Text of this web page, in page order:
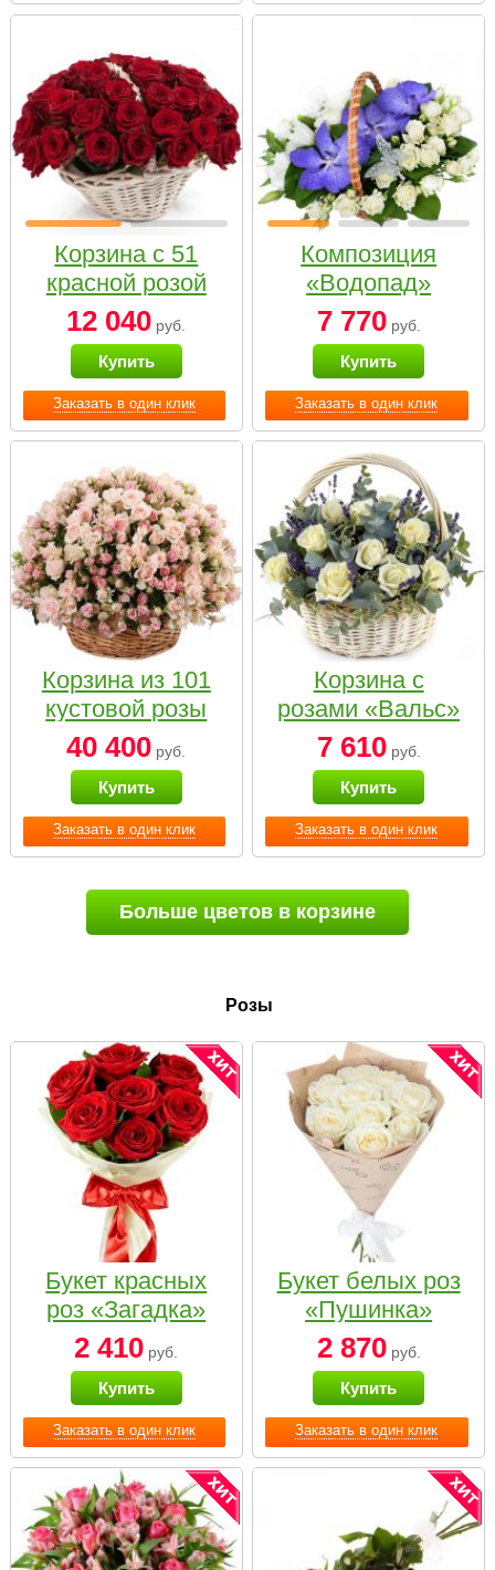
Заказать в один клик
Корзина с 51
красной розой
12 040 руб.
Купить
Заказать в один клик
Композиция
«Водопад»
7 770руб.
Купить
Заказать в один клик
Корзина из 101
кустовой розы
нежных тонов
40 400 руб.
Купить
Заказать в один клик
Корзина с
розами «Вальс»
7 610руб.
Купить
Больше цветов в корзине
Розы
Заказать в один клик
Букет красных
роз «Загадка»
2 410 руб.
Купить
Заказать в один клик
Букет белых роз
«Пушинка»
2 870руб.
Купить